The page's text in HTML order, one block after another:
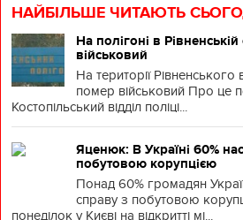
НАЙБІЛЬШЕ ЧИТАЮТЬ
На полігоні в
військовий
На території Рівненського
помер військовий Про це
Костопільський відділ поліці...
Яценюк: В Україні 60%
побутовою корупцією
Понад 60% громадян
справу з побутовою
понеділок у Києві на відкритті мі...